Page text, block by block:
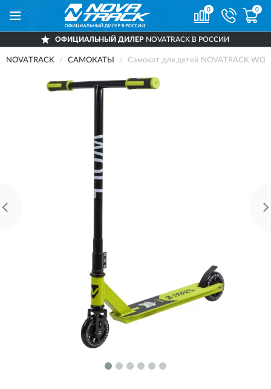
0 0
ОФИЦИАЛЬНЫЙ ДИЛЕРNOVATRACK В РОССИИ
NOVATRACK САМОКАТЫ Самокат для детей NOVATRACK